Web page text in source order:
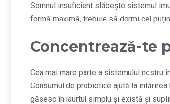
Somnul insuficient slăbește sistemul
formă maximă, trebuie să dormi cel
Concentrează-te
Cea mai mare parte a sistemului nostru
Consumul de probiotice ajută la
găsesc în iaurtul simplu și există și